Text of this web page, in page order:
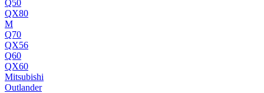
Q50
QX80
M
Q70
QX56
Q60
QX60
Mitsubishi
Outlander